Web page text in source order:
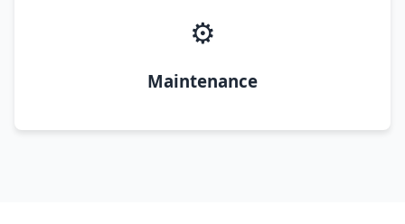
⚙️
Maintenance